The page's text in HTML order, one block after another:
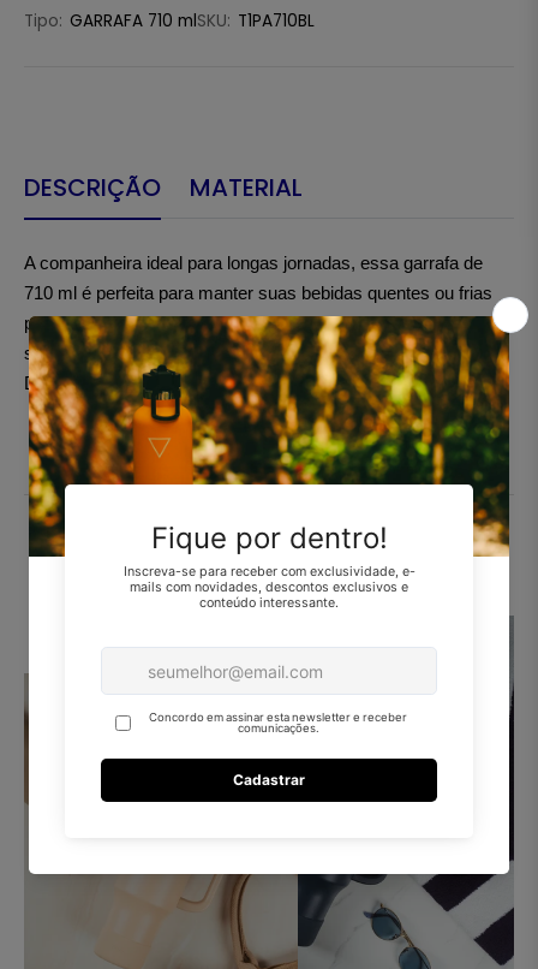
Tipo: GARRAFA 710 mlSKU: T1PA710BL
DESCRIÇÃO MATERIAL
A companheira ideal para longas jornadas, essa garrafa de
710 ml é perfeita para manter suas bebidas quentes ou frias
por mais tempo. Com design resistente e eficiente, ela é
sinônimo de praticidade e durabilidade. COM PAREDE
DUPLA SELADA A VÁCUO.